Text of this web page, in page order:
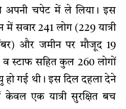
अपनी चपेट में ले लिया। इस
में सवार 241 लोग (229 यात्री
और जमीन पर मौजूद 19
व स्टाफ सहित कुल 260 लोगों
हो गई थी। इस दिल दहला देने
एक यात्री सुरक्षित बच